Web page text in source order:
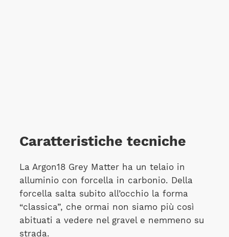
Caratteristiche tecniche
La Argon18 Grey Matter ha un telaio in
alluminio con forcella in carbonio. Della
forcella salta subito all’occhio la forma
“classica”, che ormai non siamo più così
abituati a vedere nel gravel e nemmeno su
strada.